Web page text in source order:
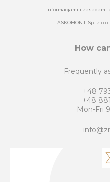
informacjami i zasadami
TASKOMONT Sp. z
How
Frequently
+48
+48
Mon-Fri